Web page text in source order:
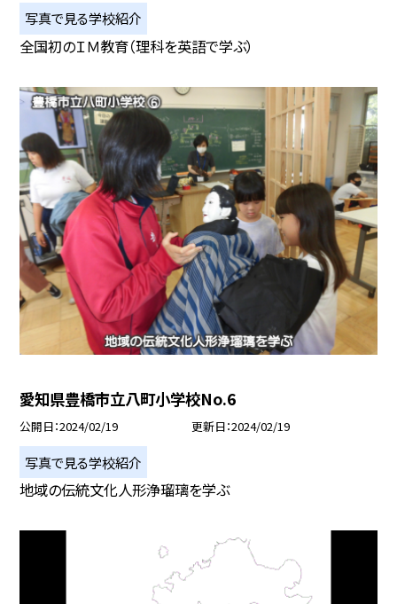
写真で見る学校紹介
全国初のＩＭ教育（理科を英語で学ぶ）
愛知県豊橋市立八町小学校No.6
公開日 2024/02/19 更新日 2024/02/19
写真で見る学校紹介
地域の伝統文化人形浄瑠璃を学ぶ